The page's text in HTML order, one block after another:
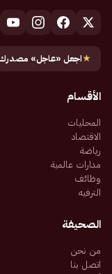
★اجعل «عاجل» مصدرك
الأقسام
المحليات
الاقتصاد
رياضة
مدارات عالمية
وظائف
الترفيه
الصحيفة
من نحن
اتصل بنا